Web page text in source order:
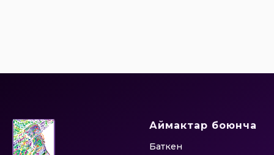
Аймактар боюнча
Баткен